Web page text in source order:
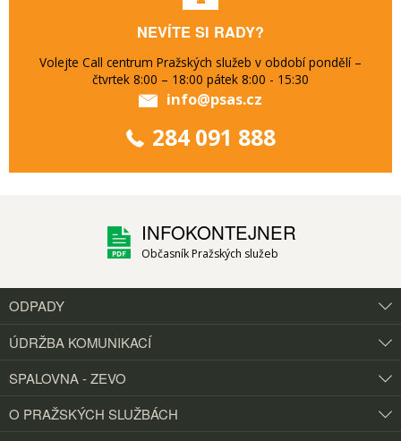
NEVÍTE SI RADY?
Volejte Call centrum Pražských služeb v období pondělí –
čtvrtek 8:00 – 18:00 pátek 8:00 - 15:30
info@psas.cz
284 091 888
INFOKONTEJNER
Občasník Pražských služeb
ODPADY
ÚDRŽBA KOMUNIKACÍ
SPALOVNA - ZEVO
O PRAŽSKÝCH SLUŽBÁCH